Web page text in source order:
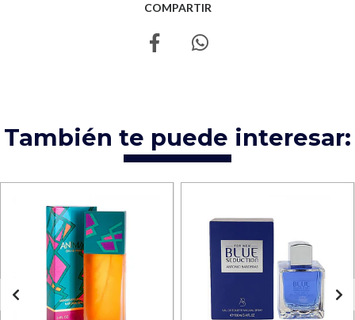
COMPARTIR
También te puede interesar: